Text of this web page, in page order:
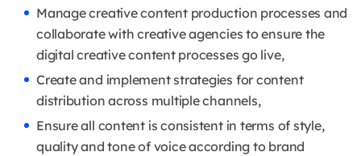
Manage creative content production processes and
collaborate with creative agencies to ensure the
digital creative content processes go live,
Create and implement strategies for content
distribution across multiple channels,
Ensure all content is consistent in terms of style,
quality and tone of voice according to brand